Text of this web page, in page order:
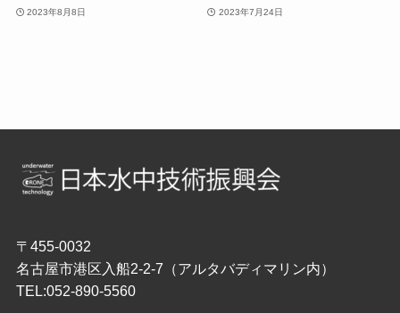
2023年8月8日 2023年7月24日
〒455-0032
名古屋市港区入船2-2-7（アルタバディマリン内）
TEL:052-890-5560